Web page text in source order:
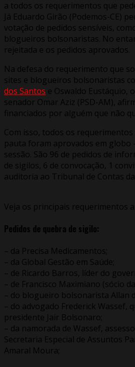
a todos os requerimentos que
Já Eduardo Girão (Podemos-CE)
votação de pedidos sensíveis,
blogueiros bolsonaristas. No
rejeitada e os pedidos aprovados.
Na defesa do requerimento que
sites e blogueiros bolsonaristas
dos Santos e Oswaldo Eustáquio,
senador Omar Aziz (PSD-AM),
financiados por alguém que não
Com isso, todos os
pauta foram aprovados em globo
sessão. São 96 de pedidos de
de sigilos, 6 de convocação, 1
auditoria ao Tribunal de Contas
Veja os principais requerimentos
Pedidos de quebra de sigilo:
– da Precisa Medicamentos;
– da Global Gestão em Saúde;
– de Ricardo Barros, líder do
– de Francisco Maximiano (sócio
– do blogueiro bolsonarista Allan
– do advogado Frederick Wassef,
presidente Jair Bolsonaro;
– da namorada de Wassef,
Secretaria Especial de Assuntos
Amaral Moura;